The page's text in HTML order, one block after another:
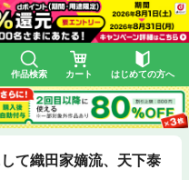
作品検索 カート はじめての方へ
て織田家嫡流、天下泰